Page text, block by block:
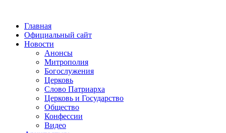
Главная
Официальный сайт
Новости
Анонсы
Митрополия
Богослужения
Церковь
Слово Патриарха
Церковь и Государство
Общество
Конфессии
Видео